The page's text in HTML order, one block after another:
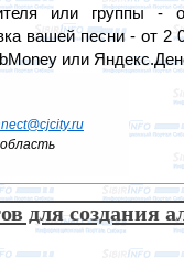
или группы
вашей песни - от 2
или
для создания